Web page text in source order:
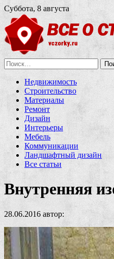
Суббота, 8 августа
Найти:
Недвижимость
Строительство
Материалы
Ремонт
Дизайн
Интерьеры
Мебель
Коммуникации
Ландшафтный дизайн
Все статьи
Внутренняя
28.06.2016 автор: